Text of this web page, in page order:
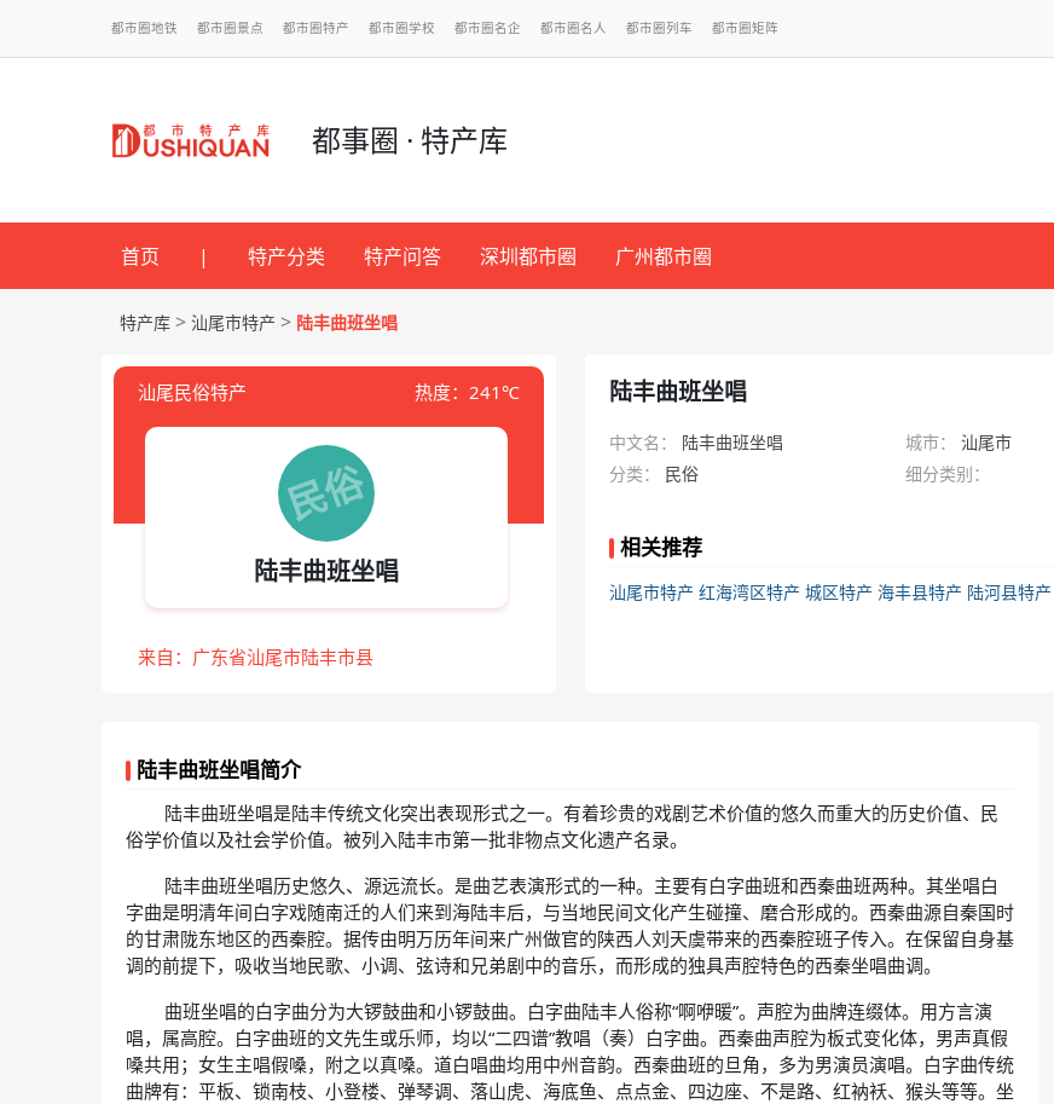
都市圈地铁 都市圈景点 都市圈特产 都市圈学校 都市圈名企 都市圈名人 都市圈列车 都市圈矩阵
都事圈 · 特产库
首页 | 特产分类 特产问答 深圳都市圈 广州都市圈
特产库 > 汕尾市特产 > 陆丰曲班坐唱
汕尾民俗特产 热度：241℃
陆丰曲班坐唱
来自：广东省汕尾市陆丰市县
陆丰曲班坐唱
中文名： 陆丰曲班坐唱 城市： 汕尾市
分类：
民俗 细分类别：
相关推荐
汕尾市特产 红海湾区特产 城区特产 海丰县特产 陆河县特产
陆丰曲班坐唱简介
陆丰曲班坐唱是陆丰传统文化突出表现形式之一。有着珍贵的戏剧艺术价值的悠久而重大的历史价值、民
俗学价值以及社会学价值。被列入陆丰市第一批非物点文化遗产名录。
陆丰曲班坐唱历史悠久、源远流长。是曲艺表演形式的一种。主要有白字曲班和西秦曲班两种。其坐唱白
字曲是明清年间白字戏随南迁的人们来到海陆丰后，与当地民间文化产生碰撞、磨合形成的。西秦曲源自秦国时
的甘肃陇东地区的西秦腔。据传由明万历年间来广州做官的陕西人刘天虞带来的西秦腔班子传入。在保留自身基
调的前提下，吸收当地民歌、小调、弦诗和兄弟剧中的音乐，而形成的独具声腔特色的西秦坐唱曲调。
曲班坐唱的白字曲分为大锣鼓曲和小锣鼓曲。白字曲陆丰人俗称“啊咿暖”。声腔为曲牌连缀体。用方言演
唱，属高腔。白字曲班的文先生或乐师，均以“二四谱”教唱（奏）白字曲。西秦曲声腔为板式变化体，男声真假
嗓共用；女生主唱假嗓，附之以真嗓。道白唱曲均用中州音韵。西秦曲班的旦角，多为男演员演唱。白字曲传统
曲牌有：平板、锁南枝、小登楼、弹琴调、落山虎、海底鱼、点点金、四边座、不是路、红衲袄、猴头等等。坐